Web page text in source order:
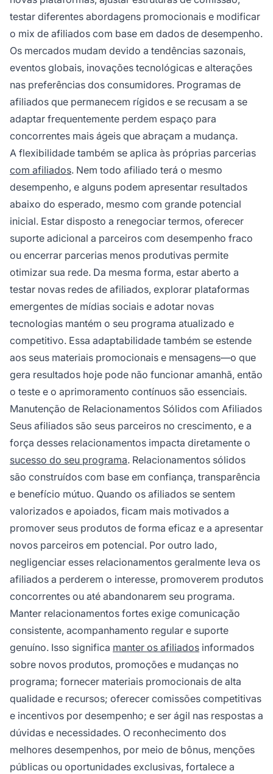
testar diferentes abordagens promocionais e modificar
o mix de afiliados com base em dados de desempenho.
Os mercados mudam devido a tendências sazonais,
eventos globais, inovações tecnológicas e alterações
nas preferências dos consumidores. Programas de
afiliados que permanecem rígidos e se recusam a se
adaptar frequentemente perdem espaço para
concorrentes mais ágeis que abraçam a mudança.
A flexibilidade também se aplica às próprias parcerias
com afiliados. Nem todo afiliado terá o mesmo
desempenho, e alguns podem apresentar resultados
abaixo do esperado, mesmo com grande potencial
inicial. Estar disposto a renegociar termos, oferecer
suporte adicional a parceiros com desempenho fraco
ou encerrar parcerias menos produtivas permite
otimizar sua rede. Da mesma forma, estar aberto a
testar novas redes de afiliados, explorar plataformas
emergentes de mídias sociais e adotar novas
tecnologias mantém o seu programa atualizado e
competitivo. Essa adaptabilidade também se estende
aos seus materiais promocionais e mensagens—o que
gera resultados hoje pode não funcionar amanhã, então
o teste e o aprimoramento contínuos são essenciais.
Manutenção de Relacionamentos Sólidos com Afiliados
Seus afiliados são seus parceiros no crescimento, e a
força desses relacionamentos impacta diretamente o
sucesso do seu programa. Relacionamentos sólidos
são construídos com base em confiança, transparência
e benefício mútuo. Quando os afiliados se sentem
valorizados e apoiados, ficam mais motivados a
promover seus produtos de forma eficaz e a apresentar
novos parceiros em potencial. Por outro lado,
negligenciar esses relacionamentos geralmente leva os
afiliados a perderem o interesse, promoverem produtos
concorrentes ou até abandonarem seu programa.
Manter relacionamentos fortes exige comunicação
consistente, acompanhamento regular e suporte
genuíno. Isso significa manter os afiliados informados
sobre novos produtos, promoções e mudanças no
programa; fornecer materiais promocionais de alta
qualidade e recursos; oferecer comissões competitivas
e incentivos por desempenho; e ser ágil nas respostas a
dúvidas e necessidades. O reconhecimento dos
melhores desempenhos, por meio de bônus, menções
públicas ou oportunidades exclusivas, fortalece a